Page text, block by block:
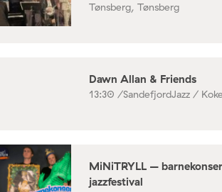
Tønsberg, Tønsberg
Dawn Allan & Friends
13:30 /SandefjordJazz /
MiNiTRYLL –
jazzfestival